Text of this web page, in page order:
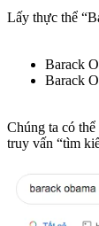
Lấy thực thể
Barack
Barack
Chúng ta có
truy vấn “tìm